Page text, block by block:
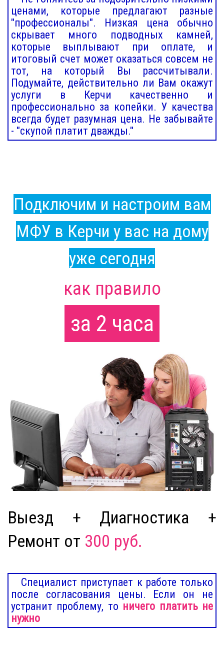
ценами, которые предлагают разные
"профессионалы". Низкая цена обычно
скрывает много подводных камней,
которые выплывают при оплате, и
итоговый счет может оказаться совсем не
тот, на который Вы рассчитывали.
Подумайте, действительно ли Вам окажут
услуги в Керчи качественно и
профессионально за копейки. У качества
всегда будет разумная цена. Не забывайте
- "скупой платит дважды."
Подключим и настроим вам
МФУ в Керчи у вас на дому
уже сегодня
как правило
за 2 часа
Выезд + Диагностика +
Ремонт от 300 руб.
Специалист приступает к работе только
после согласования цены. Если он не
устранит проблему, то ничего платить не
нужно